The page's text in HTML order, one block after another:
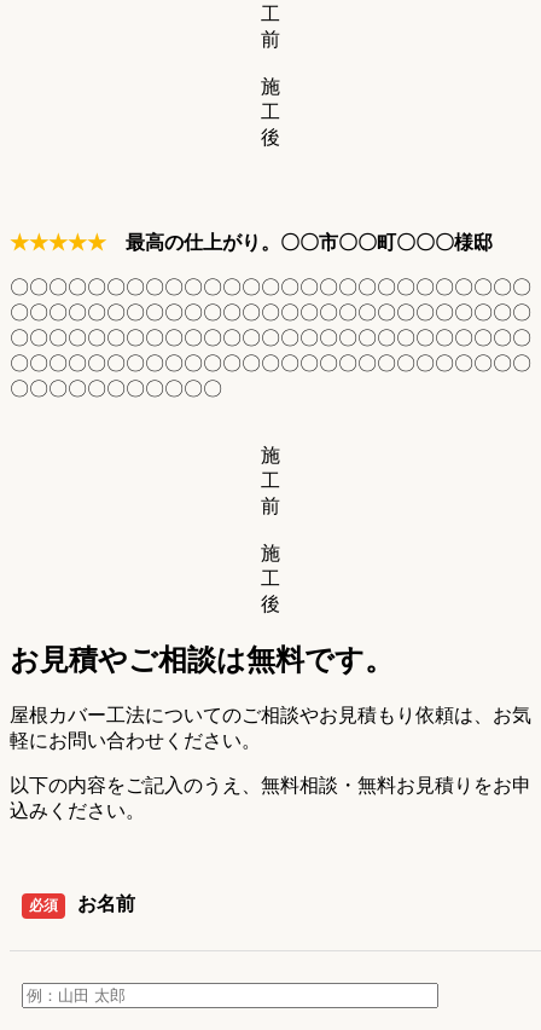
工
前
施
工
後
★★★★★ 最高の仕上がり。〇〇市〇〇町〇〇〇様邸
〇〇〇〇〇〇〇〇〇〇〇〇〇〇〇〇〇〇〇〇〇〇〇〇〇〇〇
〇〇〇〇〇〇〇〇〇〇〇〇〇〇〇〇〇〇〇〇〇〇〇〇〇〇〇
〇〇〇〇〇〇〇〇〇〇〇〇〇〇〇〇〇〇〇〇〇〇〇〇〇〇〇
〇〇〇〇〇〇〇〇〇〇〇〇〇〇〇〇〇〇〇〇〇〇〇〇〇〇〇
〇〇〇〇〇〇〇〇〇〇〇
施
工
前
施
工
後
お見積やご相談は無料です。
屋根カバー工法についてのご相談やお見積もり依頼は、お気
軽にお問い合わせください。
以下の内容をご記入のうえ、無料相談・無料お見積りをお申
込みください。
必須 お名前